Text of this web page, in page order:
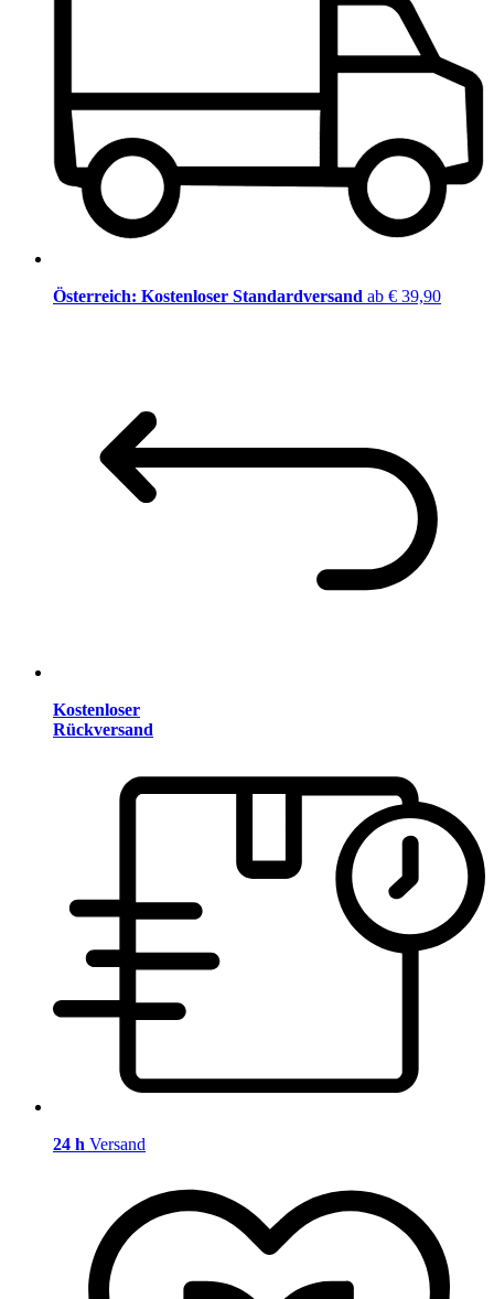
Österreich: Kostenloser Standardversand ab € 39,90
Kostenloser
Rückversand
24 h Versand